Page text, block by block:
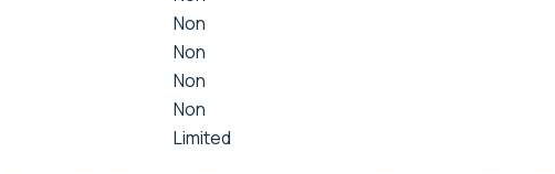
Non
Non
Non
Non
Limited